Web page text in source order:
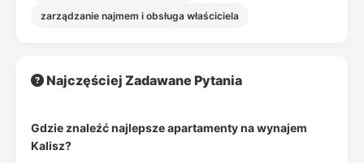
zarządzanie najmem i obsługa właściciela
Najczęściej Zadawane Pytania
Gdzie znaleźć najlepsze apartamenty na wynajem
Kalisz?